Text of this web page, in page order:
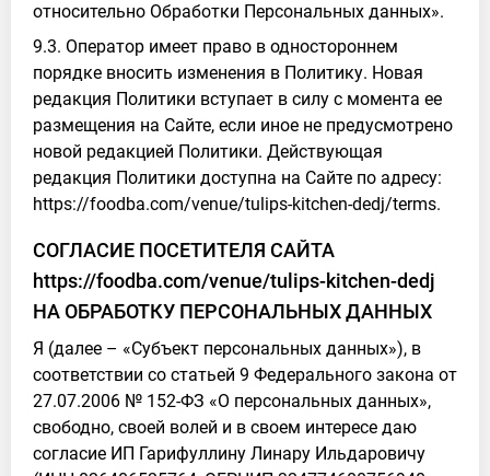
относительно Обработки Персональных данных».
9.3. Оператор имеет право в одностороннем
порядке вносить изменения в Политику. Новая
редакция Политики вступает в силу с момента ее
размещения на Сайте, если иное не предусмотрено
новой редакцией Политики. Действующая
редакция Политики доступна на Сайте по адресу:
https://foodba.com/venue/tulips-kitchen-dedj/terms.
СОГЛАСИЕ ПОСЕТИТЕЛЯ САЙТА
https://foodba.com/venue/tulips-kitchen-dedj
НА ОБРАБОТКУ ПЕРСОНАЛЬНЫХ ДАННЫХ
Я (далее – «Субъект персональных данных»), в
соответствии со статьей 9 Федерального закона от
27.07.2006 № 152-ФЗ «О персональных данных»,
свободно, своей волей и в своем интересе даю
согласие ИП Гарифуллину Линару Ильдаровичу